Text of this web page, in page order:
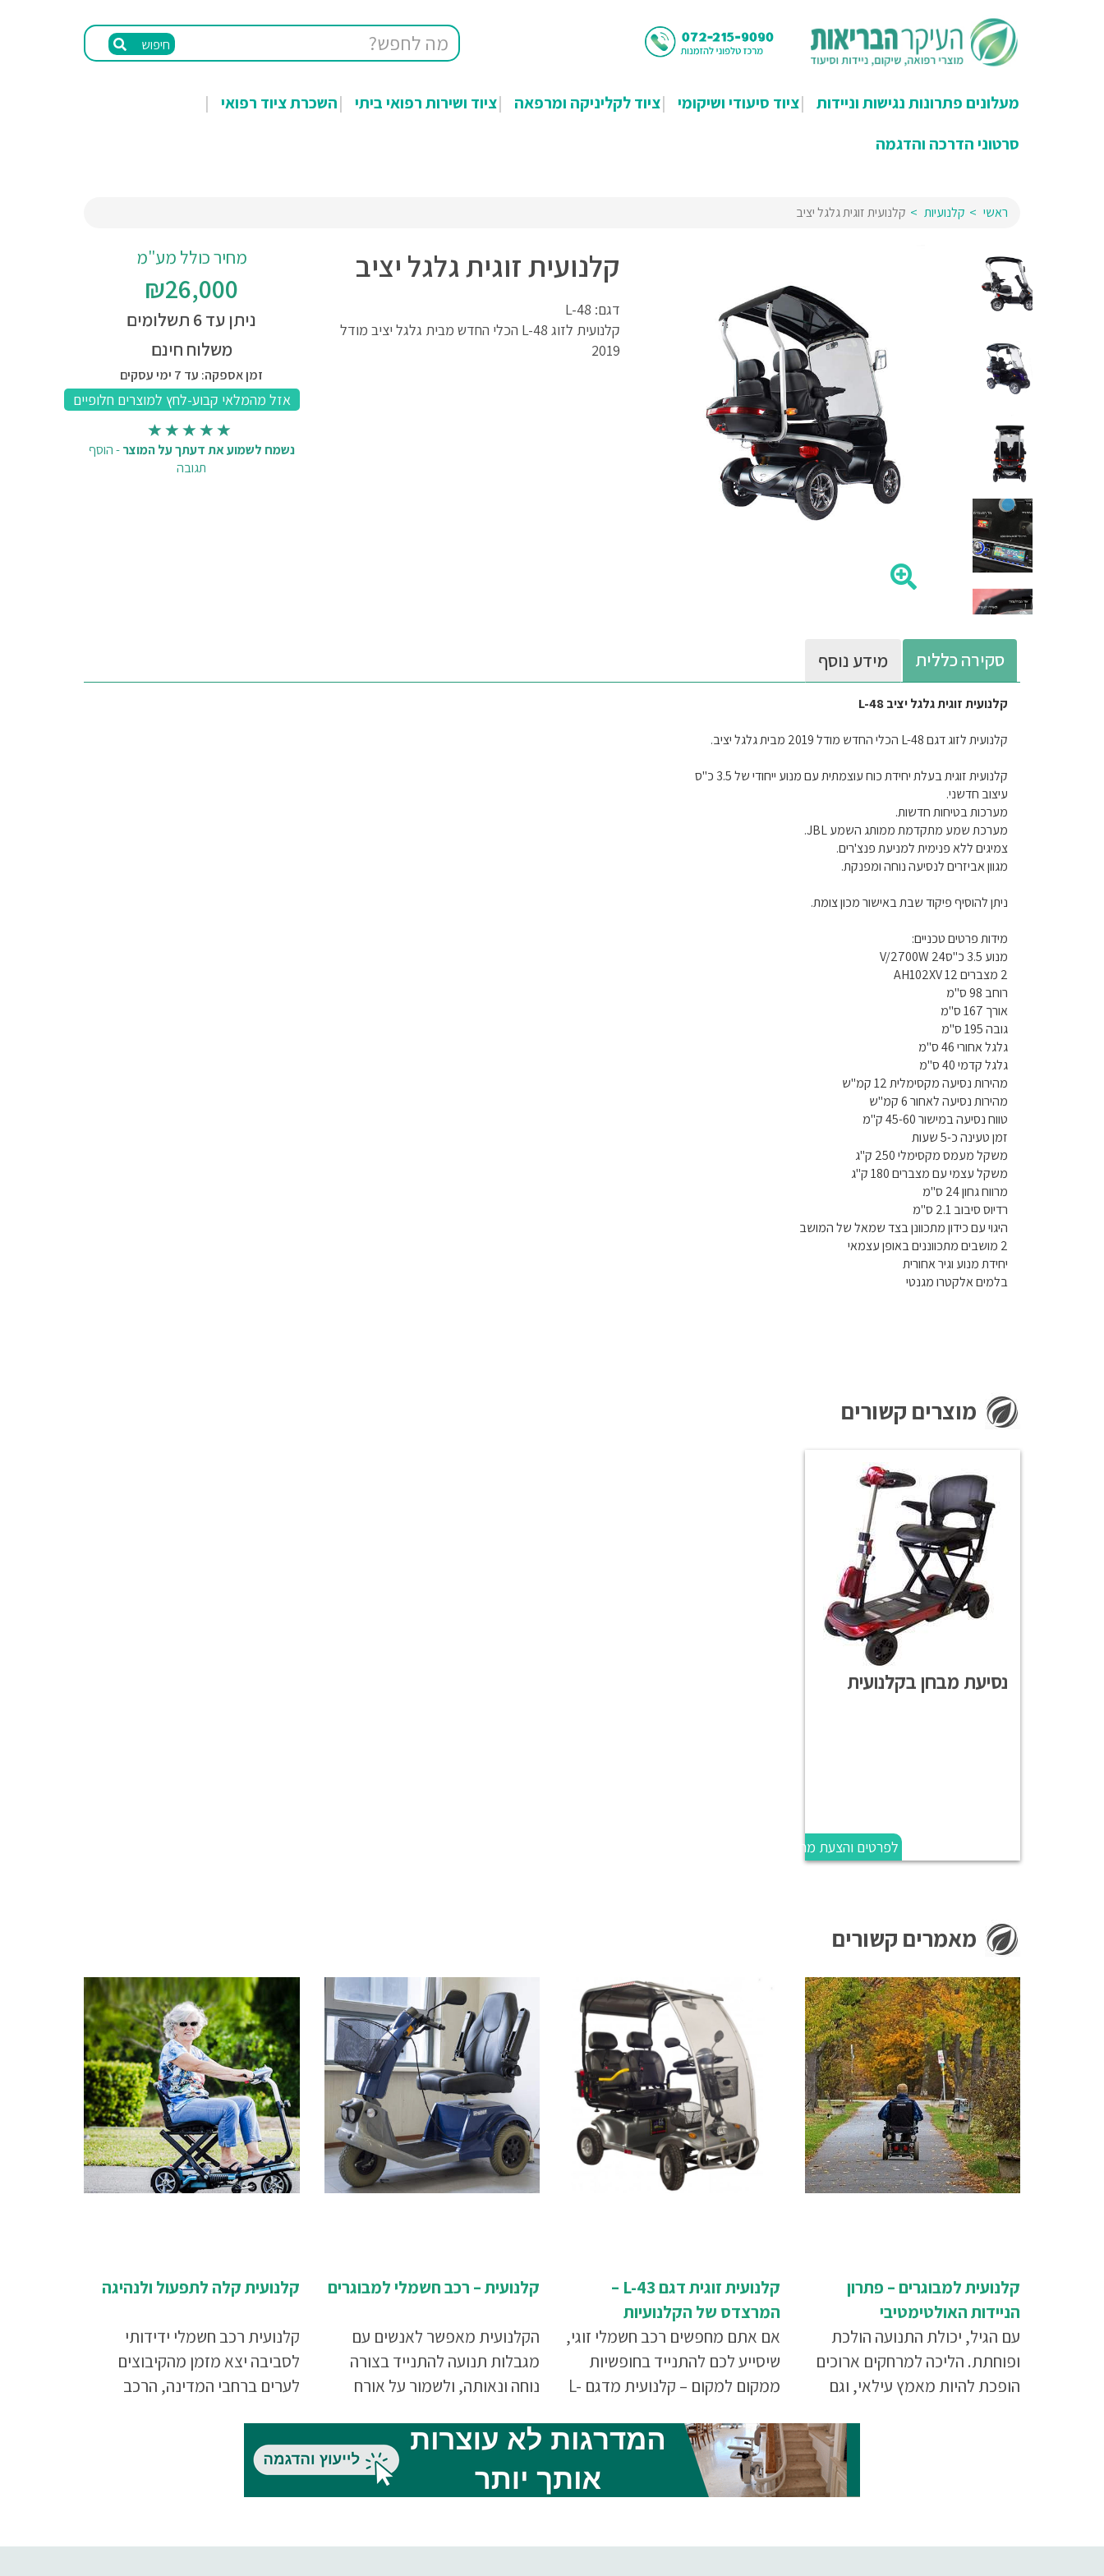
חיפוש
מעלונים פתרונות נגישות וניידות ציוד סיעודי ושיקומי ציוד לקליניקה ומרפאה ציוד ושירות רפואי ביתי
השכרת ציוד רפואי
סרטוני הדרכה והדגמה
ראשי קלנועיות קלנועית זוגית גלגל יציב
קלנועית זוגית גלגל יציב
דגם: L-48
קלנועית לזוג L-48 הכלי החדש מבית גלגל יציב מודל
2019
מחיר כולל מע"מ
₪26,000
ניתן עד 6 תשלומים
משלוח חינם
זמן אספקה: עד 7 ימי עסקים
נשמח לשמוע את דעתך על המוצר-הוסף
תגובה
סקירה כללית מידע נוסף
קלנועית זוגית גלגל יציב L-48
קלנועית לזוג דגם L-48 הכלי החדש מודל 2019 מבית גלגל יציב.
קלנועית זוגית בעלת יחידת כוח עוצמתית עם מנוע ייחודי של 3.5 כ"ס
עיצוב חדשני.
מערכות בטיחות חדשות.
מערכת שמע מתקדמת ממותג השמע JBL.
צמיגים ללא פנימית למניעת פנצ'רים.
מגוון אביזרים לנסיעה נוחה ומפנקת.
ניתן להוסיף פיקוד שבת באישור מכון צומת.
מידות פרטים טכניים:
מנוע 3.5 כ"סV/2700W 24
2 מצברים AH102XV 12
רוחב 98 ס"מ
אורך 167 ס"מ
גובה 195 ס"מ
גלגל אחורי 46 ס"מ
גלגל קדמי 40 ס"מ
מהירות נסיעה מקסימלית 12 קמ"ש
מהירות נסיעה לאחור 6 קמ"ש
טווח נסיעה במישור 45-60 ק"מ
זמן טעינה כ-5 שעות
משקל מעמס מקסימלי 250 ק"ג
משקל עצמי עם מצברים 180 ק"ג
מרווח גחון 24 ס"מ
רדיוס סיבוב 2.1 ס"מ
היגוי עם כידון מתכוונן בצד שמאל של המושב
2 מושבים מתכווננים באופן עצמאי
יחידת מנוע וגיר אחורית
בלמים אלקטרו מגנטי
מוצרים קשורים
נסיעת מבחן בקלנועית
לפרטים והצעת מחיר
מאמרים קשורים
קלנועית למבוגרים – פתרון
הניידות האולטימטיבי
עם הגיל, יכולת התנועה הולכת
ופוחתת. הליכה למרחקים ארוכים
הופכת להיות מאמץ עילאי, וגם
לא קלה כשהיתה. קלנועית היא
פתרון הניידות המושלם ביותר. כאן
תוכלו לקבל מידע על כל היתרונות
קלנועית זוגית דגם L-43 –
המרצדס של הקלנועיות
אם אתם מחפשים רכב חשמלי זוגי,
שיסייע לכם להתנייד בחופשיות
ממקום למקום – קלנועית מדגם L-
התשובה המושלמת עבורכם
קלנועית – רכב חשמלי למבוגרים
הקלנועית מאפשר לאנשים עם
מגבלות תנועה להתנייד בצורה
נוחה ונאותה, ולשמור על אורח
לתפקד בלי לפחד להיתקל
בדברים אשר יקשו עליהם ויפגעו
בהם
קלנועית קלה לתפעול ולנהיגה
קלנועית רכב חשמלי ידידותי
לסביבה יצא מזמן מהקיבוצים
לערים ברחבי המדינה, הרכב